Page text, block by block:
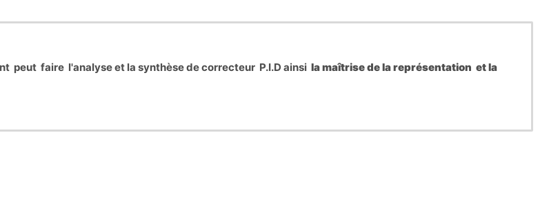
peut faire l'analyse et la synthèse de correcteur P.I.D ainsi la maîtrise de la représentation et la